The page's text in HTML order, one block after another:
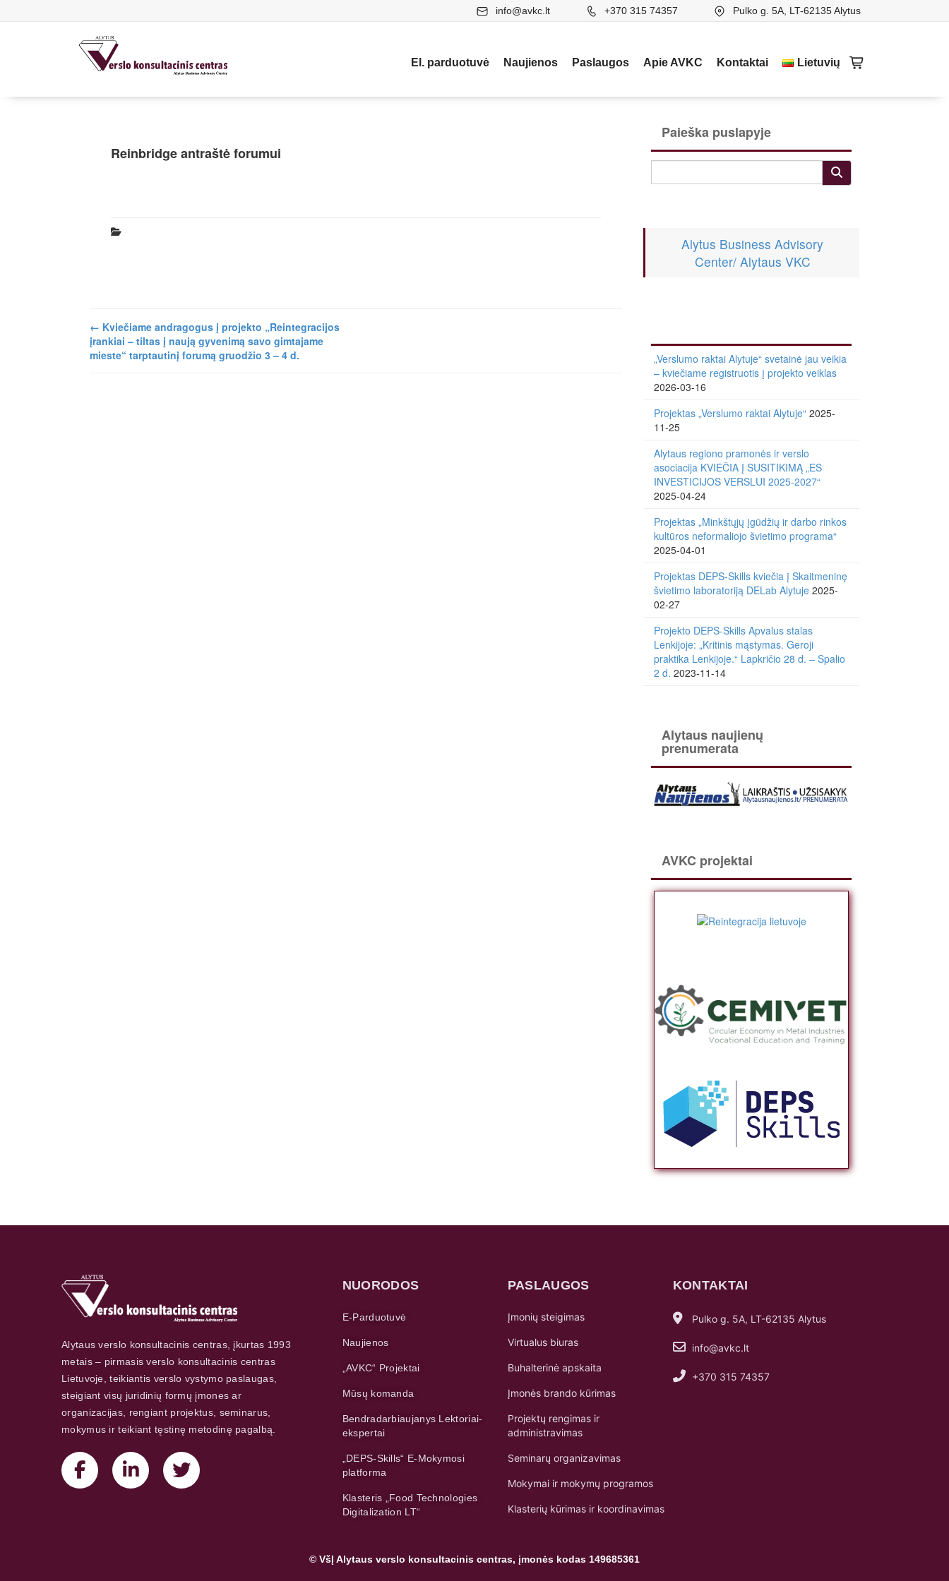
info@avkc.lt +370 315 74357 Pulko g. 5A, LT-62135 Alytus
El. parduotuvė Naujienos Paslaugos Apie AVKC Kontaktai Lietuvių
Reinbridge antraštė forumui
← Kviečiame andragogus į projekto „Reintegracijos
įrankiai – tiltas į naują gyvenimą savo gimtajame
mieste“ tarptautinį forumą gruodžio 3 – 4 d.
Paieška puslapyje
Alytus Business Advisory
Center/ Alytaus VKC
„Verslumo raktai Alytuje“ svetainė jau veikia
– kviečiame registruotis į projekto veiklas
2026-03-16
Projektas „Verslumo raktai Alytuje“ 2025-
11-25
Alytaus regiono pramonės ir verslo
asociacija KVIEČIA Į SUSITIKIMĄ „ES
INVESTICIJOS VERSLUI 2025-2027“
2025-04-24
Projektas „Minkštųjų įgūdžių ir darbo rinkos
kultūros neformaliojo švietimo programa“
2025-04-01
Projektas DEPS-Skills kviečia į Skaitmeninę
švietimo laboratoriją DELab Alytuje 2025-
02-27
Projekto DEPS-Skills Apvalus stalas
Lenkijoje: „Kritinis mąstymas. Geroji
praktika Lenkijoje.“ Lapkričio 28 d. – Spalio
2 d. 2023-11-14
Alytaus naujienų
prenumerata
AVKC projektai
Alytaus verslo konsultacinis centras, įkurtas 1993
metais – pirmasis verslo konsultacinis centras
Lietuvoje, teikiantis verslo vystymo paslaugas,
steigiant visų juridinių formų įmones ar
organizacijas, rengiant projektus, seminarus,
mokymus ir teikiant tęstinę metodinę pagalbą.
NUORODOS
E-Parduotuvė
Naujienos
„AVKC“ Projektai
Mūsų komanda
Bendradarbiaujanys Lektoriai-
ekspertai
„DEPS-Skills“ E-Mokymosi
platforma
Klasteris „Food Technologies
Digitalization LT“
PASLAUGOS
Įmonių steigimas
Virtualus biuras
Buhalterinė apskaita
Įmonės brando kūrimas
Projektų rengimas ir
administravimas
Seminarų organizavimas
Mokymai ir mokymų programos
Klasterių kūrimas ir koordinavimas
KONTAKTAI
Pulko g. 5A, LT-62135 Alytus
info@avkc.lt
+370 315 74357
© VšĮ Alytaus verslo konsultacinis centras, įmonės kodas 149685361